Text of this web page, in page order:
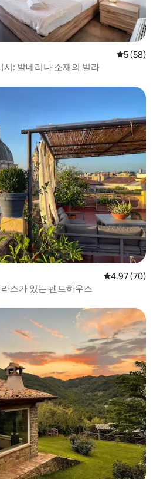
평점 5점(5
5 (58)
시: 발네리나 소재의 빌라
평점 4.97점(5
4.97 (70)
스가 있는 펜트하우스